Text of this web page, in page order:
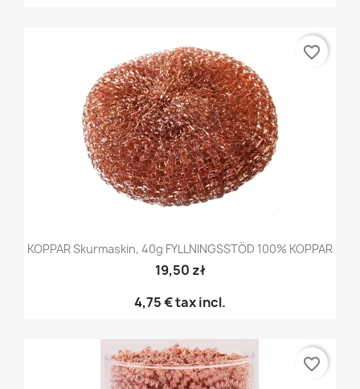
KOPPAR Skurmaskin, 40g FYLLNINGSSTÖD 100% KOPPAR
19,50 zł
4,75 €tax incl.
favorite_border
favorite_border